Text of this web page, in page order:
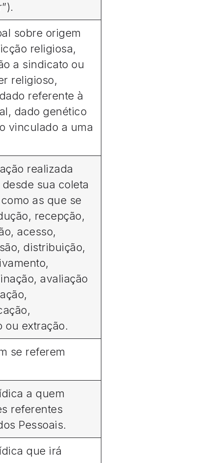
sobre origem
religiosa,
a sindicato ou
religioso,
referente à
dado genético
vinculado a uma
realizada
sua coleta
as que se
recepção,
acesso,
distribuição,
avaliação
ou extração.
se referem
a quem
referentes
Pessoais.
que irá